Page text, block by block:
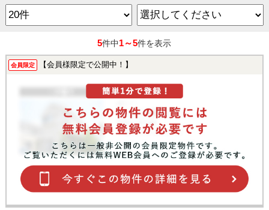
5件中1～5件を表示
会員限定 【会員様限定で公開中！】